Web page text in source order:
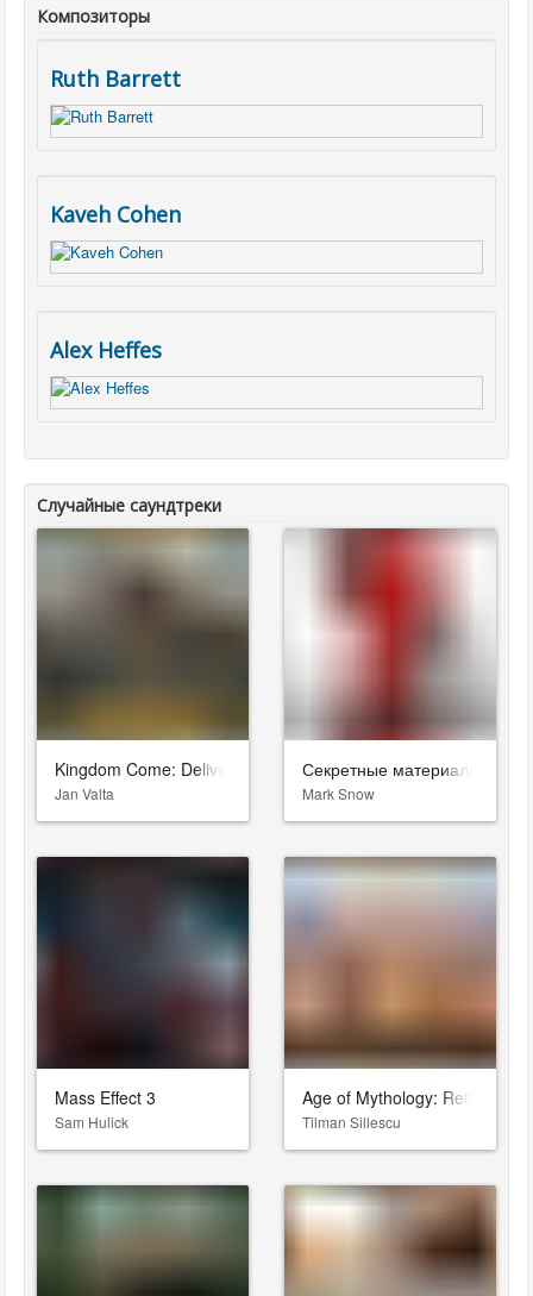
Композиторы
Ruth Barrett
Kaveh Cohen
Alex Heffes
Случайные саундтреки
Kingdom Come: Deliverance II
Jan Valta
Секретные материалы
Mark Snow
Mass Effect 3
Sam Hulick
Age of Mythology: Retold
Tilman Sillescu